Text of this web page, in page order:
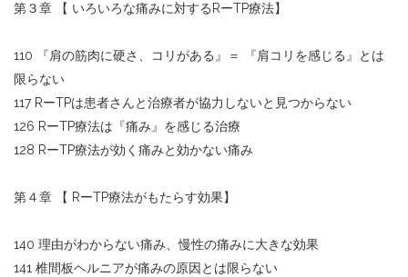
第３章 【 いろいろな痛みに対するRーTP療法】
110 『肩の筋肉に硬さ、コリがある』＝ 『肩コリを感じる』とは
限らない
117 RーTPは患者さんと治療者が協力しないと見つからない
126 RーTP療法は『痛み』を感じる治療
128 RーTP療法が効く痛みと効かない痛み
第４章 【 RーTP療法がもたらす効果】
140 理由がわからない痛み、慢性の痛みに大きな効果
141 椎間板ヘルニアが痛みの原因とは限らない